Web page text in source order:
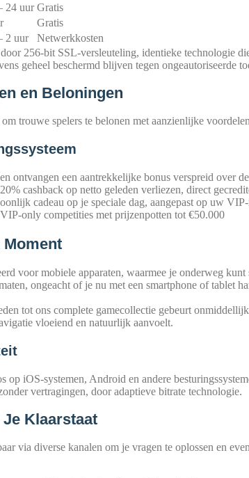
24 uur Gra­tis
Gra­tis
2 uur
Net­werk­kos­ten
256-bit SSL-vers­leu­te­ling, iden­tie­ke
geheel beschermd blij­ven tegen onge­au­to­ri­se­er­de
en Beloningen
trou­we spe­l­ers te belo­nen met aan­zi­en­li­jke
ont­van­gen een aantrek­ke­li­jke bonus ver­s­preid over
cash­back op net­to gele­den ver­lie­zen, direct
cadeau op je spe­cia­le dag, aan­ge­past op uw
only com­pe­ti­ties met pri­j­zen­pot­ten tot €50.000
Moment
voor mobie­le appa­ra­ten, waar­mee je onder­weg
onge­acht of je nu met een smart­phone of tablet
tot ons com­ple­te game­coll­ec­tie gebe­urt
vloei­end en natu­ur­li­jk aanvoelt.
op iOS-sys­te­men, Android en ande­re
ver­tra­gin­gen, door adap­tie­ve bit­ra­te technologie.
Klaarstaat
via diver­se kana­len om je vra­gen te oplos­sen en